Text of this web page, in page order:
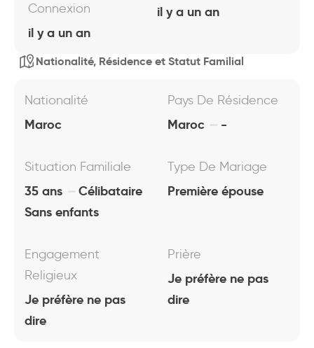
Connexion
il y a un an
il y a un an
Nationalité, Résidence et Statut Familial
Nationalité
Maroc
Pays De Résidence
Maroc -
Situation Familiale
35 ans
Célibataire
Sans enfants
Type De Mariage
Première épouse
Engagement
Religieux
Je préfère ne pas
dire
Prière
Je préfère ne pas
dire